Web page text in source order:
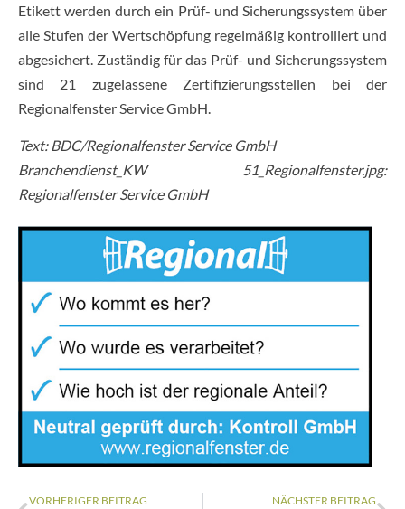
Etikett werden durch ein Prüf- und Sicherungssystem über
alle Stufen der Wertschöpfung regelmäßig kontrolliert und
abgesichert. Zuständig für das Prüf- und Sicherungssystem
sind 21 zugelassene Zertifizierungsstellen bei der
Regionalfenster Service GmbH.
Text: BDC/Regionalfenster Service GmbH
Branchendienst_KW 51_Regionalfenster.jpg:
Regionalfenster Service GmbH
VORHERIGER BEITRAG NÄCHSTER BEITRAG